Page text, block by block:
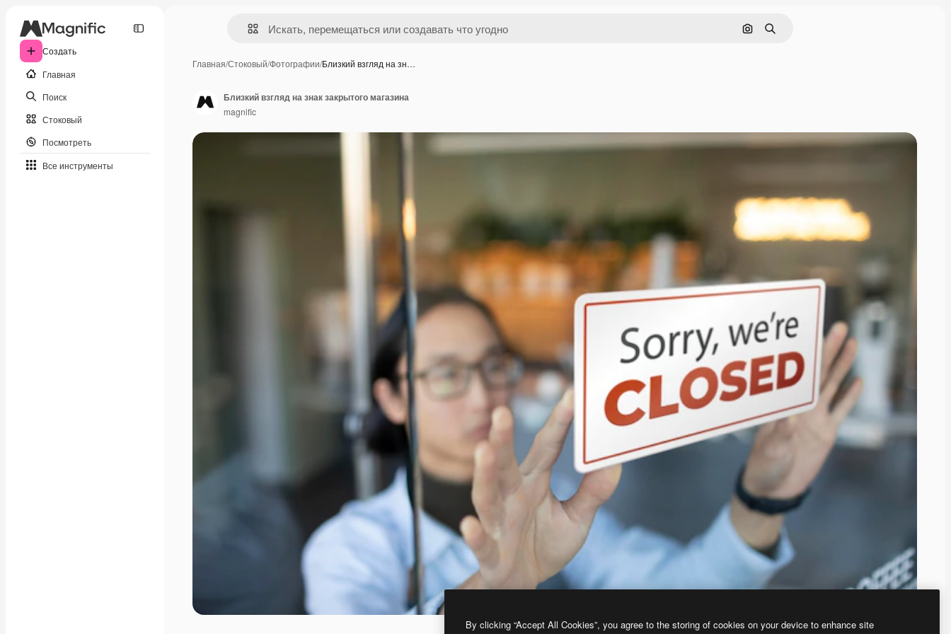
Создать
Главная
Поиск
Стоковый
Посмотреть
Все инструменты
Поиск по изображению
Поиск
Главная/Стоковый/Фотографии/Близкий взгляд на зн…
Близкий взгляд на знак закрытого магазина
magnific
By clicking “Accept All Cookies”, you agree to the storing of cookies on your device to enhance site